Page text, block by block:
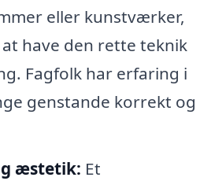
eller kunstværker,
have den rette teknik
Fagfolk har erfaring i
genstande korrekt og
æstetik: Et